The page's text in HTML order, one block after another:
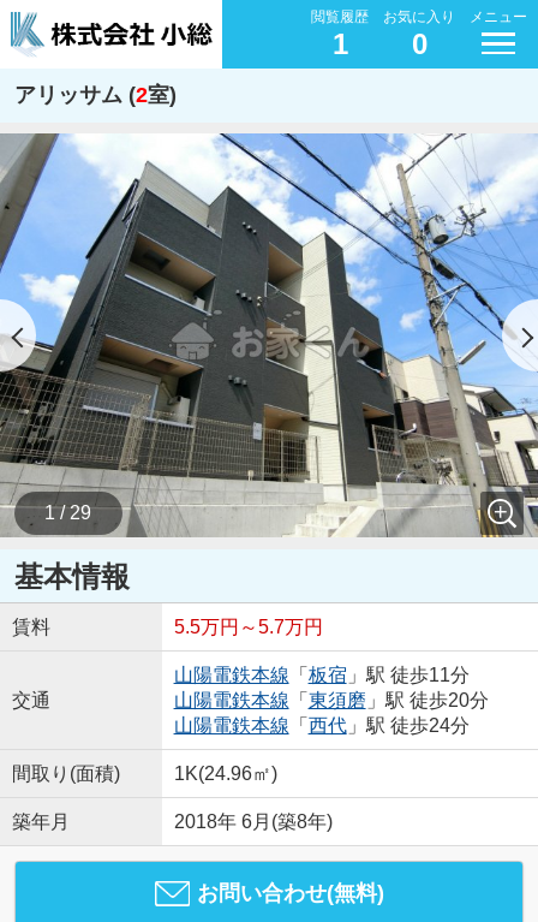
閲覧履歴
1
お気に入り
0
メニュー
アリッサム (2室)
1 / 29
基本情報
賃料 5.5万円～5.7万円
交通
山陽電鉄本線 「 板宿 」駅 徒歩11分
山陽電鉄本線 「 東須磨 」駅 徒歩20分
山陽電鉄本線 「 西代」駅 徒歩24分
間取り(面積) 1K(24.96㎡)
築年月 2018年 6月(築8年)
お問い合わせ(無料)